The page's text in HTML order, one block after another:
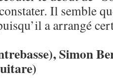
Il semble
a arrangé
Simon